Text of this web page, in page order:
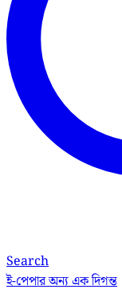
Search
ই-পেপারঅন্য এক দিগন্ত